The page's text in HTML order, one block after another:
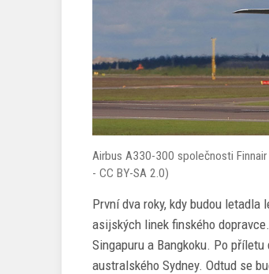
Airbus A330-300 společnosti
- CC BY-SA 2.0)
První dva roky, kdy budou
asijských linek finského
Singapuru a Bangkoku. Po
australského Sydney. Odtud se